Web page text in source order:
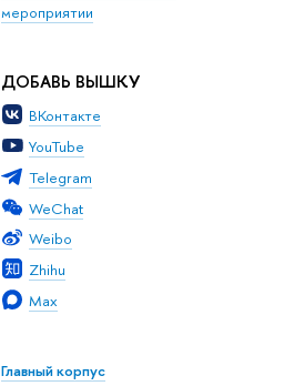
мероприятии
ДОБАВЬ ВЫШКУ
ВКонтакте
YouTube
Telegram
WeChat
Weibo
Zhihu
Max
Главный корпус